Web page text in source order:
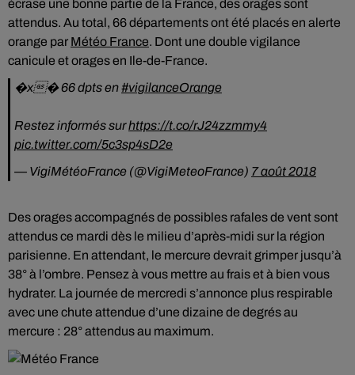
écrase une bonne partie de la France, des orages sont
attendus. Au total, 66 départements ont été placés en alerte
orange par Météo France. Dont une double vigilance
canicule et orages en Ile-de-France.
�x� 66 dpts en#vigilanceOrange
Restez informés surhttps://t.co/rJ24zzmmy4
pic.twitter.com/5c3sp4sD2e
— VigiMétéoFrance (@VigiMeteoFrance) 7 août 2018
Des orages accompagnés de possibles rafales de vent sont
attendus ce mardi dès le milieu d’après-midi sur la région
parisienne. En attendant, le mercure devrait grimper jusqu’à
38° à l’ombre. Pensez à vous mettre au frais et à bien vous
hydrater. La journée de mercredi s’annonce plus respirable
avec une chute attendue d’une dizaine de degrés au
mercure : 28° attendus au maximum.